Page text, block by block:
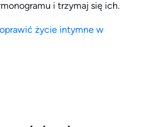
i trzymaj się ich.
życie intymne w